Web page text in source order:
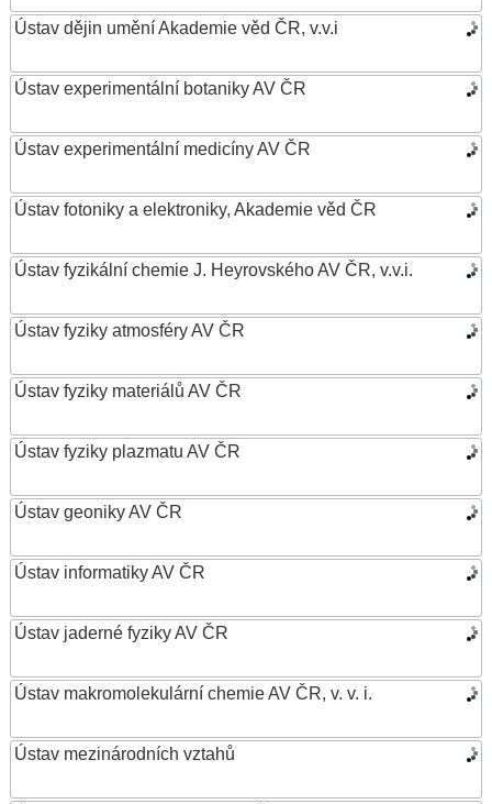
Ústav dějin umění Akademie věd ČR, v.v.i
Ústav experimentální botaniky AV ČR
Ústav experimentální medicíny AV ČR
Ústav fotoniky a elektroniky, Akademie věd ČR
Ústav fyzikální chemie J. Heyrovského AV ČR, v.v.i.
Ústav fyziky atmosféry AV ČR
Ústav fyziky materiálů AV ČR
Ústav fyziky plazmatu AV ČR
Ústav geoniky AV ČR
Ústav informatiky AV ČR
Ústav jaderné fyziky AV ČR
Ústav makromolekulární chemie AV ČR, v. v. i.
Ústav mezinárodních vztahů